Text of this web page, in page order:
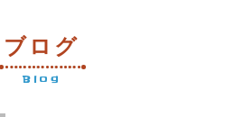
ブログ
Blog